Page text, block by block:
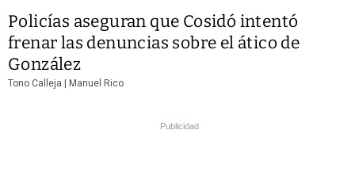
Policías aseguran que Cosidó intentó
frenar las denuncias sobre el ático de
González
Tono Calleja | Manuel Rico
Publicidad